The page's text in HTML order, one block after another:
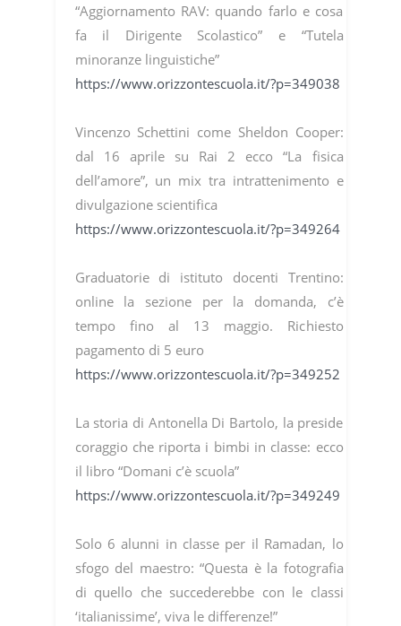
“Aggiornamento RAV: quando farlo e cosa
fa il Dirigente Scolastico” e “Tutela
minoranze linguistiche”
https://www.orizzontescuola.it/?p=349038
Vincenzo Schettini come Sheldon Cooper:
dal 16 aprile su Rai 2 ecco “La fisica
dell’amore”, un mix tra intrattenimento e
divulgazione scientifica
https://www.orizzontescuola.it/?p=349264
Graduatorie di istituto docenti Trentino:
online la sezione per la domanda, c’è
tempo fino al 13 maggio. Richiesto
pagamento di 5 euro
https://www.orizzontescuola.it/?p=349252
La storia di Antonella Di Bartolo, la preside
coraggio che riporta i bimbi in classe: ecco
il libro “Domani c’è scuola”
https://www.orizzontescuola.it/?p=349249
Solo 6 alunni in classe per il Ramadan, lo
sfogo del maestro: “Questa è la fotografia
di quello che succederebbe con le classi
‘italianissime’, viva le differenze!”